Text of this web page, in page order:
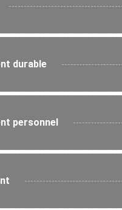
durable
personnel